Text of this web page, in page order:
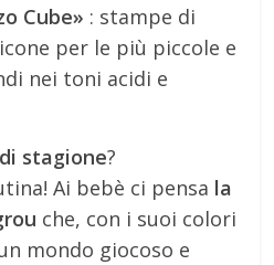
Cube» : stampe di
per le più piccole e
nei toni acidi e
stagione?
Ai bebè ci pensa la
che, con i suoi colori
mondo giocoso e